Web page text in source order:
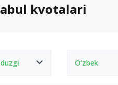
kvotalari
O‘zbek